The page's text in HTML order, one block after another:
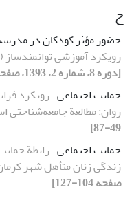
ح
حضور مؤثر کودکان در
رویکرد آموزشی
[دوره 8، شماره 2، 1393، صفحه 75-103]
حمایت اجتماعی رویکرد
روان: مطالعة
49-87]
حمایت اجتماعی رابطة
زندگی زنان متأهل شهر
صفحه 104-127]